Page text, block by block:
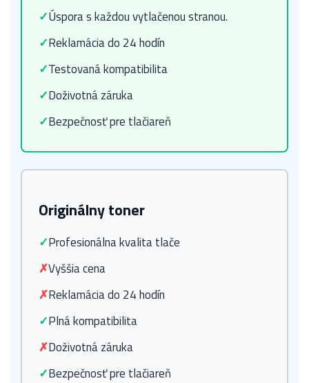
✓Úspora s každou vytlačenou stranou.
✓Reklamácia do 24 hodín
✓Testovaná kompatibilita
✓Doživotná záruka
✓Bezpečnosť pre tlačiareň
Originálny toner
✓Profesionálna kvalita tlače
✗Vyššia cena
✗Reklamácia do 24 hodín
✓Plná kompatibilita
✗Doživotná záruka
✓Bezpečnosť pre tlačiareň